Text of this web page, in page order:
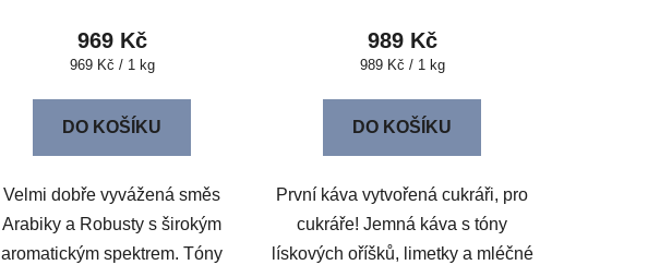
969 Kč
Měrná
969 Kč / 1 kg
DO KOŠÍKU
Velmi dobře vyvážená směs
Arabiky a Robusty s širokým
aromatickým spektrem. Tóny
989 Kč
Měrná
989 Kč / 1 kg
DO KOŠÍKU
První káva vytvořená cukráři, pro
cukráře! Jemná káva s tóny
lískových oříšků, limetky a mléčné